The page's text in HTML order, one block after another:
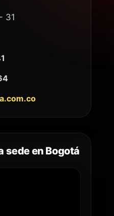
31
sede en Bogotá